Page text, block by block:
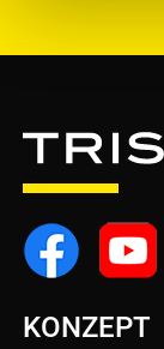
KONZEPT